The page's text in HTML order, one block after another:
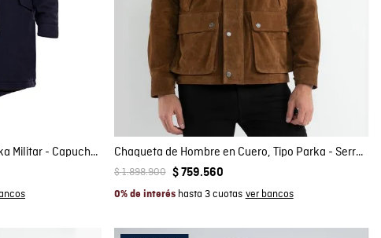
Chaqueta de Hombre, Tipo Parka Militar - Capucha Removible
Compra rápida
AGREGAR AL CARRITO
Chaqueta de Hombre en Cuero, Tipo Parka - Serraje
$1.898.900 $ 759.560
0% de interéshasta 3 cuotas